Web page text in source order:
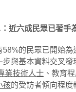
近六成民眾已著手
的民眾已開始為
與基本資料交叉發
業技術人士 、教育
孩的受訪者傾向程度